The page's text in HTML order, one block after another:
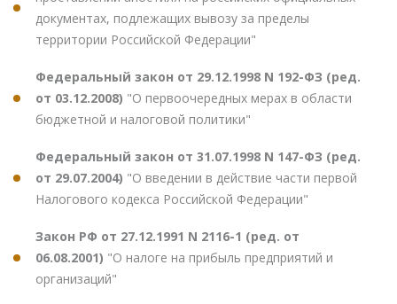
документах, подлежащих вывозу за пределы
территории Российской Федерации"
Федеральный закон от 29.12.1998 N 192-ФЗ (ред.
от 03.12.2008) "О первоочередных мерах в области
бюджетной и налоговой политики"
Федеральный закон от 31.07.1998 N 147-ФЗ (ред.
от 29.07.2004) "О введении в действие части первой
Налогового кодекса Российской Федерации"
Закон РФ от 27.12.1991 N 2116-1 (ред. от
06.08.2001) "О налоге на прибыль предприятий и
организаций"